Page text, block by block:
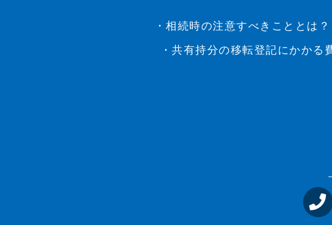
・相続時の注意すべきこととは
・共有持分の移転登記にかかる